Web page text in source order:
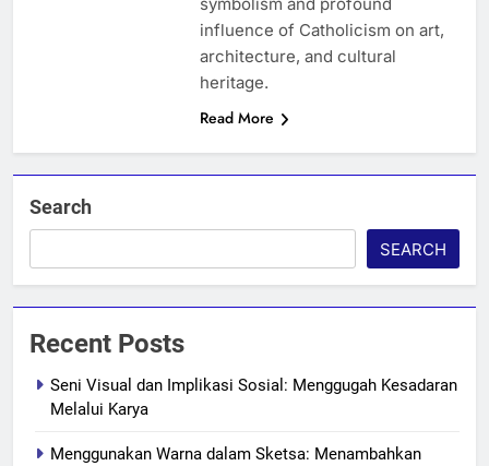
influence of Catholicism on art,
architecture, and cultural
heritage.
Read More
Search
SEARCH
Recent Posts
Seni Visual dan Implikasi Sosial: Menggugah Kesadaran
Melalui Karya
Menggunakan Warna dalam Sketsa: Menambahkan